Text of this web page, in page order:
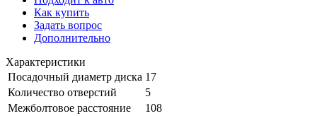
Как купить
Задать вопрос
Дополнительно
Характеристики
Посадочный диаметр диска 17
Количество отверстий
5
Межболтовое расстояние
108